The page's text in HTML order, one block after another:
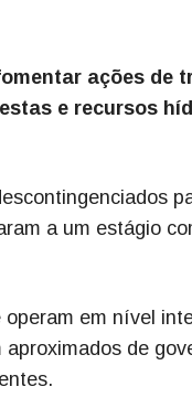
ações de
e recursos
a um estágio
em nível
de